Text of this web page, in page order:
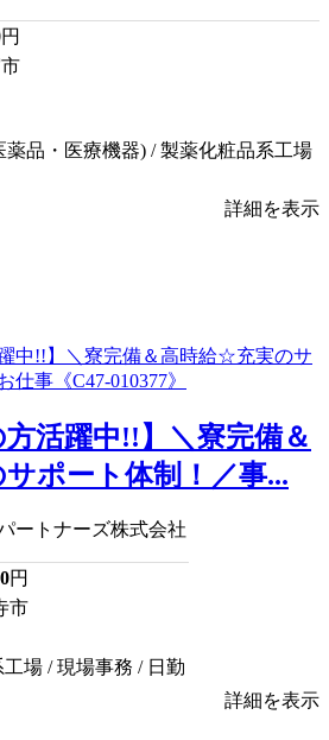
円
薬品・医療機器) / 製薬化粧品系工場
詳細を表示
方活躍中!!】＼寮完備＆
ポート体制！／事...
ートナーズ株式会社
円
市
場 / 現場事務 / 日勤
詳細を表示